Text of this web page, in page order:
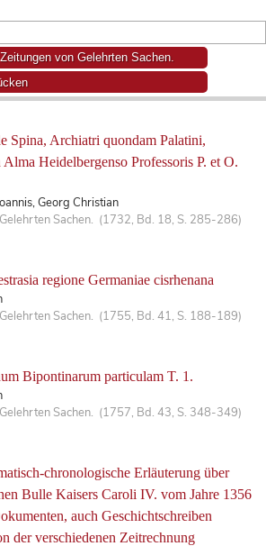
Spina, Archiatri quondam Palatini,
Heidelbergenso Professoris P. et O.
Georg Christian
Sachen. (1732, Bd. 18, S. 285-286)
regione Germaniae cisrhenana
Sachen. (1755, Bd. 41, S. 188-189)
Bipontinarum particulam T. 1.
Sachen. (1757, Bd. 43, S. 348-349)
chronologische Erläuterung über
Bulle Kaisers Caroli IV. vom Jahre 1356
auch Geschichtschreiben
der verschiedenen Zeitrechnung
von Gelehrten Sachen.